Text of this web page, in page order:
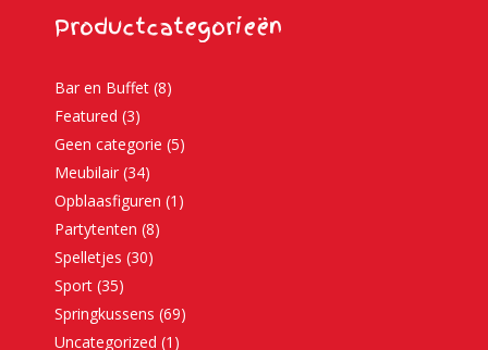
Productcategorieën
Bar en Buffet (8)
Featured (3)
Geen categorie (5)
Meubilair (34)
Opblaasfiguren (1)
Partytenten (8)
Spelletjes (30)
Sport (35)
Springkussens (69)
Uncategorized (1)